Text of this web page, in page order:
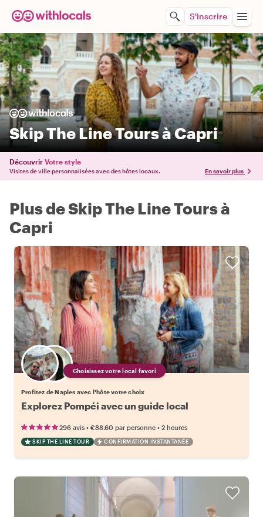
S'inscrire
Skip The Line Tours à Capri
Découvrir Votre style
Visites de ville personnalisées avec des hôtes locaux. En savoir plus
Plus de Skip The Line Tours à
Capri
Choisissez votre local favori
Profitez de Naples avec l'hôte votre choix
Explorez Pompéi avec un guide local
296 avis • €88.60 par personne • 2 heures
SKIP THE LINE TOUR CONFIRMATION INSTANTANÉE